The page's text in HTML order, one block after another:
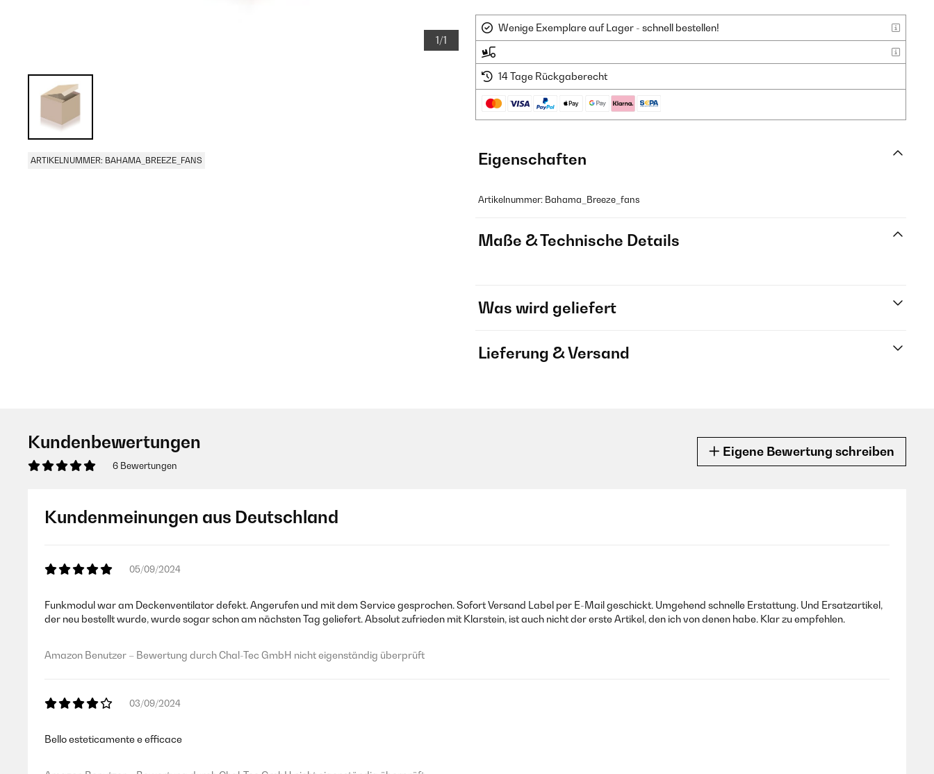
1/1
ARTIKELNUMMER: BAHAMA_BREEZE_FANS
Wenige Exemplare auf Lager - schnell bestellen!
14 Tage Rückgaberecht
Eigenschaften
Artikelnummer: Bahama_Breeze_fans
Maße & Technische Details
Was wird geliefert
Lieferung & Versand
Kundenbewertungen
6 Bewertungen
Eigene Bewertung schreiben
Kundenmeinungen aus Deutschland
05/09/2024
Funkmodul war am Deckenventilator defekt. Angerufen und mit dem Service gesprochen. Sofort Versand Label per E-Mail geschickt. Umgehend schnelle Erstattung. Und Ersatzartikel,
der neu bestellt wurde, wurde sogar schon am nächsten Tag geliefert. Absolut zufrieden mit Klarstein, ist auch nicht der erste Artikel, den ich von denen habe. Klar zu empfehlen.
Amazon Benutzer – Bewertung durch Chal-Tec GmbH nicht eigenständig überprüft
03/09/2024
Bello esteticamente e efficace